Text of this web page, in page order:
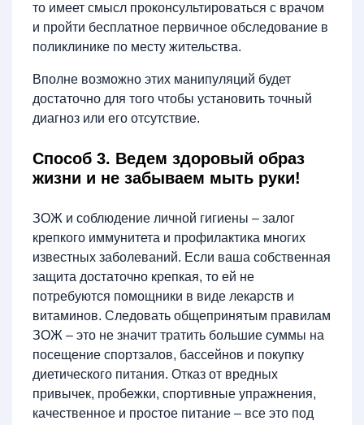
то имеет смысл проконсультироваться с врачом
и пройти бесплатное первичное обследование в
поликлинике по месту жительства.
Вполне возможно этих манипуляций будет
достаточно для того чтобы установить точный
диагноз или его отсутствие.
Способ 3. Ведем здоровый образ
жизни и не забываем мыть руки!
ЗОЖ и соблюдение личной гигиены – залог
крепкого иммунитета и профилактика многих
известных заболеваний. Если ваша собственная
защита достаточно крепкая, то ей не
потребуются помощники в виде лекарств и
витаминов. Следовать общепринятым правилам
ЗОЖ – это не значит тратить большие суммы на
посещение спортзалов, бассейнов и покупку
диетического питания. Отказ от вредных
привычек, пробежки, спортивные упражнения,
качественное и простое питание – все это под